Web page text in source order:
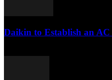
Daikin to Establish an